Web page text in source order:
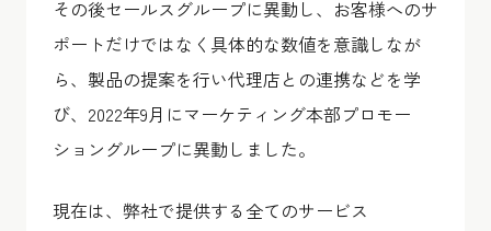
その後セールスグループに異動し、お客様へのサ
ポートだけではなく具体的な数値を意識しなが
ら、製品の提案を行い代理店との連携などを学
び、2022年9月にマーケティング本部プロモー
ショングループに異動しました。
現在は、弊社で提供する全てのサービス